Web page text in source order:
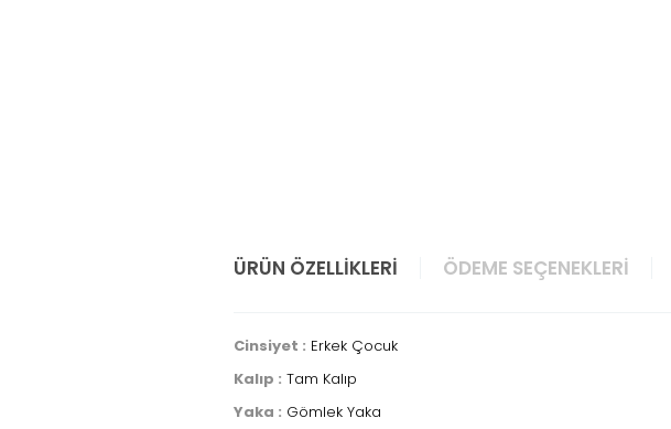
ÜRÜN ÖZELLIKLERI ÖDEME SEÇENEKLERI
Cinsiyet : Erkek Çocuk
Kalıp : Tam Kalıp
Yaka : Gömlek Yaka